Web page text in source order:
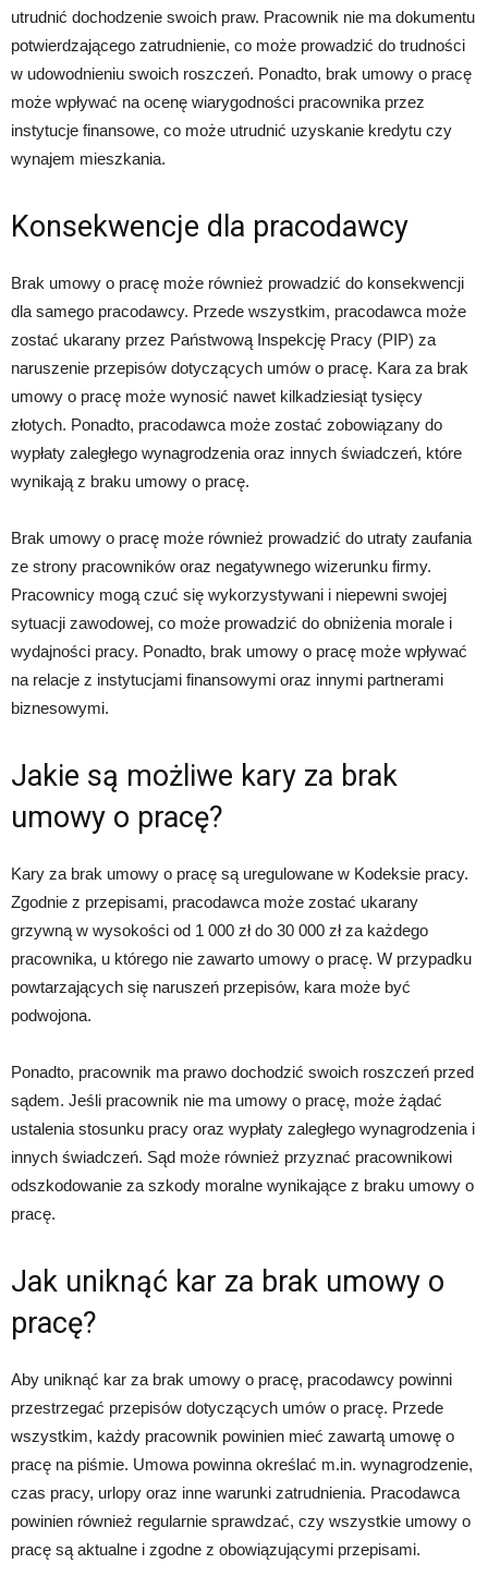
utrudnić dochodzenie swoich praw. Pracownik nie ma dokumentu
potwierdzającego zatrudnienie, co może prowadzić do trudności
w udowodnieniu swoich roszczeń. Ponadto, brak umowy o pracę
może wpływać na ocenę wiarygodności pracownika przez
instytucje finansowe, co może utrudnić uzyskanie kredytu czy
wynajem mieszkania.
Konsekwencje dla pracodawcy
Brak umowy o pracę może również prowadzić do konsekwencji
dla samego pracodawcy. Przede wszystkim, pracodawca może
zostać ukarany przez Państwową Inspekcję Pracy (PIP) za
naruszenie przepisów dotyczących umów o pracę. Kara za brak
umowy o pracę może wynosić nawet kilkadziesiąt tysięcy
złotych. Ponadto, pracodawca może zostać zobowiązany do
wypłaty zaległego wynagrodzenia oraz innych świadczeń, które
wynikają z braku umowy o pracę.
Brak umowy o pracę może również prowadzić do utraty zaufania
ze strony pracowników oraz negatywnego wizerunku firmy.
Pracownicy mogą czuć się wykorzystywani i niepewni swojej
sytuacji zawodowej, co może prowadzić do obniżenia morale i
wydajności pracy. Ponadto, brak umowy o pracę może wpływać
na relacje z instytucjami finansowymi oraz innymi partnerami
biznesowymi.
Jakie są możliwe kary za brak
umowy o pracę?
Kary za brak umowy o pracę są uregulowane w Kodeksie pracy.
Zgodnie z przepisami, pracodawca może zostać ukarany
grzywną w wysokości od 1 000 zł do 30 000 zł za każdego
pracownika, u którego nie zawarto umowy o pracę. W przypadku
powtarzających się naruszeń przepisów, kara może być
podwojona.
Ponadto, pracownik ma prawo dochodzić swoich roszczeń przed
sądem. Jeśli pracownik nie ma umowy o pracę, może żądać
ustalenia stosunku pracy oraz wypłaty zaległego wynagrodzenia i
innych świadczeń. Sąd może również przyznać pracownikowi
odszkodowanie za szkody moralne wynikające z braku umowy o
pracę.
Jak uniknąć kar za brak umowy o
pracę?
Aby uniknąć kar za brak umowy o pracę, pracodawcy powinni
przestrzegać przepisów dotyczących umów o pracę. Przede
wszystkim, każdy pracownik powinien mieć zawartą umowę o
pracę na piśmie. Umowa powinna określać m.in. wynagrodzenie,
czas pracy, urlopy oraz inne warunki zatrudnienia. Pracodawca
powinien również regularnie sprawdzać, czy wszystkie umowy o
pracę są aktualne i zgodne z obowiązującymi przepisami.